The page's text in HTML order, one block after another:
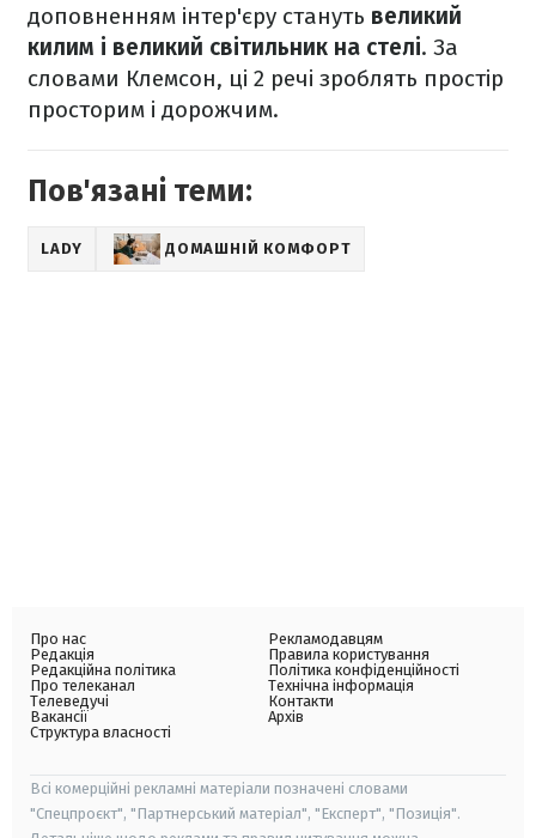
доповненням інтер'єру стануть великий
килим і великий світильник на стелі. За
словами Клемсон, ці 2 речі зроблять простір
просторим і дорожчим.
Пов'язані теми:
LADY ДОМАШНІЙ КОМФОРТ
Про нас
Редакція
Редакційна політика
Про телеканал
Телеведучі
Вакансії
Структура власності
Рекламодавцям
Правила користування
Політика конфіденційності
Технічна інформація
Контакти
Архів
Всі комерційні рекламні матеріали позначені словами
"Спецпроєкт", "Партнерський матеріал", "Експерт", "Позиція".